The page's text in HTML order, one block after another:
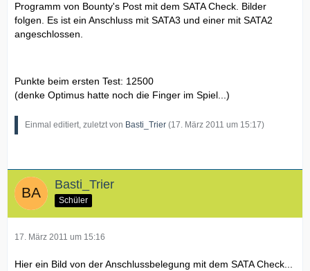
Programm von Bounty's Post mit dem SATA Check. Bilder
folgen. Es ist ein Anschluss mit SATA3 und einer mit SATA2
angeschlossen.
Punkte beim ersten Test: 12500
(denke Optimus hatte noch die Finger im Spiel...)
Einmal editiert, zuletzt von Basti_Trier (17. März 2011 um 15:17)
Basti_Trier
Schüler
17. März 2011 um 15:16
Hier ein Bild von der Anschlussbelegung mit dem SATA Check...